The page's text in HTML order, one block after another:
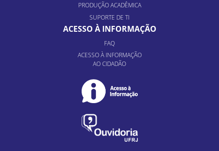
PRODUÇÃO ACADÊMICA
SUPORTE DE TI
ACESSO À INFORMAÇÃO
FAQ
ACESSO À INFORMAÇÃO
AO CIDADÃO